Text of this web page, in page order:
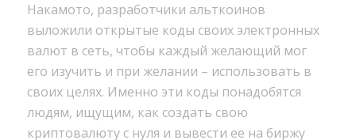
Накамото, разработчики альткоинов
выложили открытые коды своих электронных
валют в сеть, чтобы каждый желающий мог
его изучить и при желании – использовать в
своих целях. Именно эти коды понадобятся
людям, ищущим, как создать свою
криптовалюту с нуля и вывести ее на биржу